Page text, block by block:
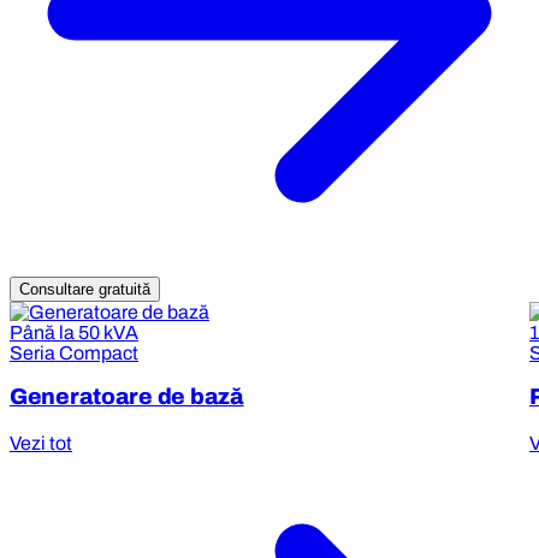
Consultare gratuită
Până la 50 kVA
Seria Compact
Generatoare de bază
Vezi tot